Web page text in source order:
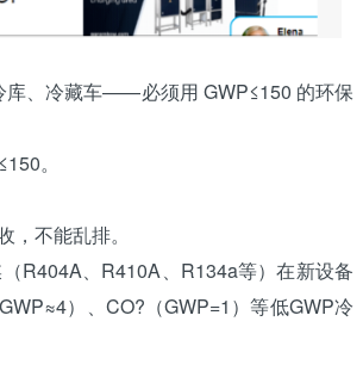
库、冷藏车——必须用 GWP≤150 的环保
。
不能乱排。
、 R410A、R134a等）在新设备
）、CO?（GWP=1）等低GWP冷